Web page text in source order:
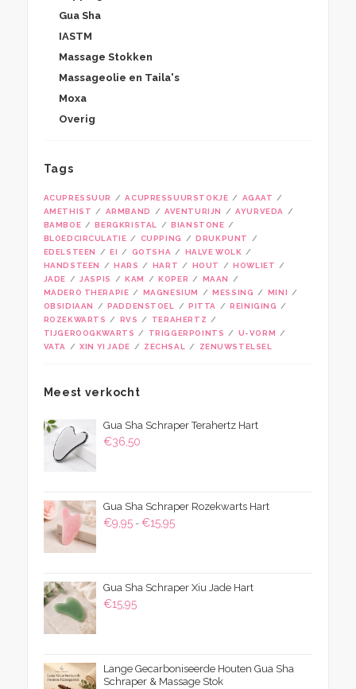
Gua Sha
IASTM
Massage Stokken
Massageolie en Taila's
Moxa
Overig
Tags
ACUPRESSUUR ACUPRESSUURSTOKJE
AGAAT
AMETHIST
ARMBAND AVENTURIJN
AYURVEDA
BAMBOE
BERGKRISTAL
BIANSTONE
BLOEDCIRCULATIE
CUPPING
DRUKPUNT
EDELSTEEN
EI GOTSHA
HALVE WOLK
HANDSTEEN
HARS HART HOUT
HOWLIET
JADE
JASPIS KAM KOPER
MAAN
MADERO THERAPIE
MAGNESIUM MESSING
MINI
OBSIDIAAN
PADDENSTOEL PITTA
REINIGING
ROZEKWARTS
RVS
TERAHERTZ
TIJGEROOGKWARTS
TRIGGERPOINTS
U-VORM
VATA
XIN YI JADE ZECHSAL ZENUWSTELSEL
Meest verkocht
Gua Sha Schraper Terahertz Hart
€36,50
Gua Sha Schraper Rozekwarts Hart
€9,95 - €15,95Prijsklasse:
Gua Sha Schraper Xiu Jade Hart
€15,95
Lange Gecarboniseerde Houten Gua Sha
Schraper & Massage Stok